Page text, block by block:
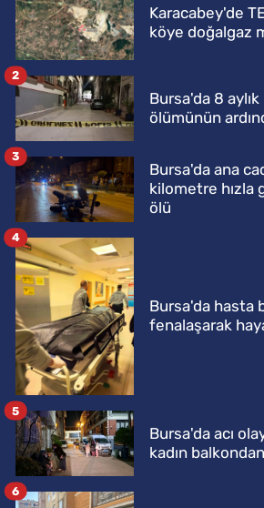
Karacabey'de
köye doğalgaz
Bursa'da 8 aylık
ölümünün
2
Bursa'da ana
kilometre hızla
ölü
3
Bursa'da hasta
fenalaşarak
4
Bursa'da acı
kadın
5
6